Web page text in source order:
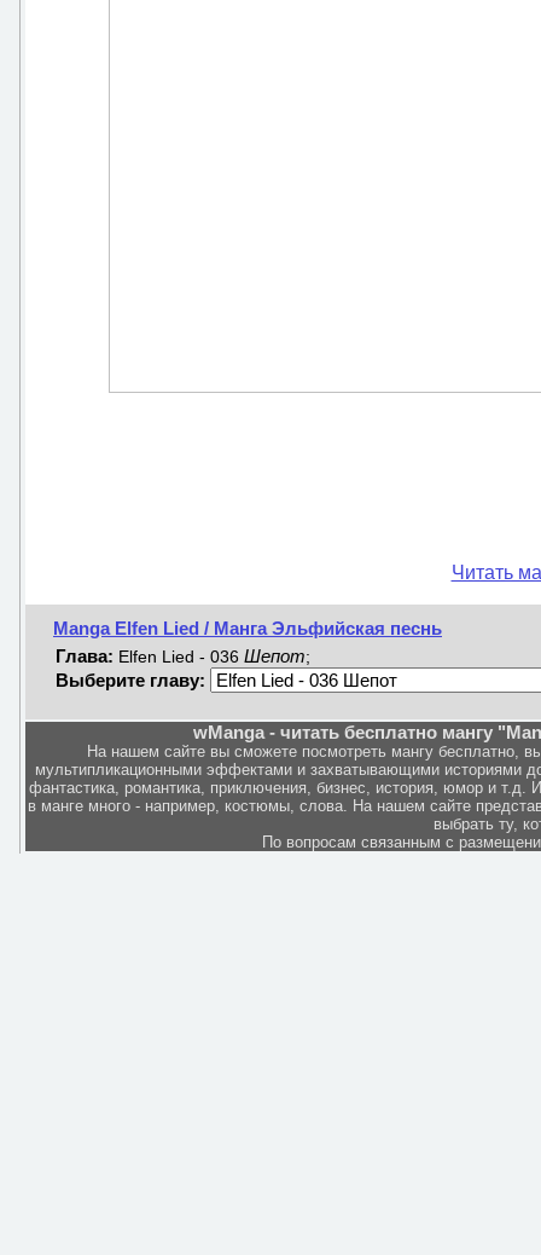
Читать
Manga Elfen Lied / Манга Эльфийская песнь
Глава: Elfen Lied - 036 Шепот;
Выберите главу:
wManga - читать бесплатно мангу
На нашем сайте вы сможете посмотреть мангу бесплатно,
мультипликационными эффектами и захватывающими историями
фантастика, романтика, приключения, бизнес, история, юмор и
в манге много - например, костюмы, слова. На нашем сайте
выбрать ту,
По вопросам связанным с